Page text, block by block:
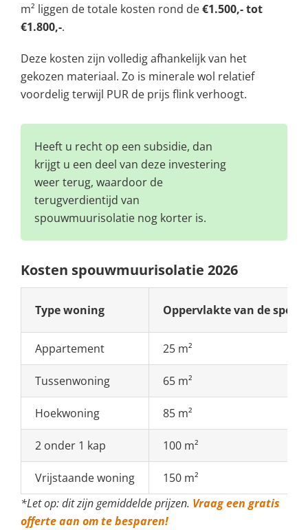
m² liggen de totale kosten rond de€1.500,- tot
€1.800,-.
Deze kosten zijn volledig afhankelijk van het
gekozen materiaal. Zo is minerale wol relatief
voordelig terwijl PUR de prijs flink verhoogt.
Heeft u recht op een subsidie, dan
krijgt u een deel van deze investering
weer terug, waardoor de
terugverdientijd van
spouwmuurisolatie nog korter is.
Kosten spouwmuurisolatie 2026
Type woning Oppervlakte van de
Appartement 25 m²
Tussenwoning 65 m²
Hoekwoning 85 m²
2 onder 1 kap 100 m²
Vrijstaande woning
150 m²
*Let op: dit zijn gemiddelde prijzen. Vraag een gratis
offerte aan om te besparen!